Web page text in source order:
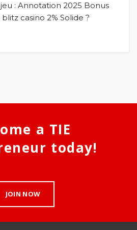
: Annotation 2025 Bonus
casino 2% Solide ?
a TIE
today!
JOIN NOW